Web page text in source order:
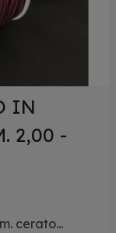
IN
2,00 -
cerato...